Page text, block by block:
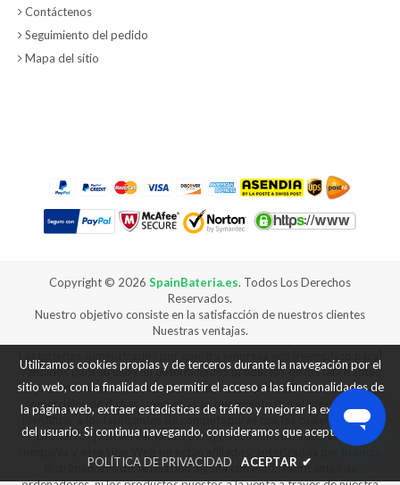
Contáctenos
Seguimiento del pedido
Mapa del sitio
Copyright © 2026 SpainBateria.es. Todos Los Derechos
Reservados.
Nuestro objetivo consiste en la satisfacción de nuestros clientes
Nuestras ventajas.
vendidos para su uso con determinados productos de los fabricantes
de ordenadores, y cualquier referencia a productos o marcas
comerciales de dichas compañías es puramente con el propósito de
identificar a los fabricantes de computadoras con las cuales nuestros
productos [son el reemplazo para] puede ser utilizado. Nuestra
distribuidores de, ni relación alguna con estos fabricantes de
Utilizamos cookies propias y de terceros durante la navegación por el
sitio web, con la finalidad de permitir el acceso a las funcionalidades de
la página web, extraer estadísticas de tráfico y mejorar la experiencia
del usuario. Si continua navegando, consideramos que acepta su uso.
POLÍTICA DE PRIVACIDAD ACEPTAR ✔